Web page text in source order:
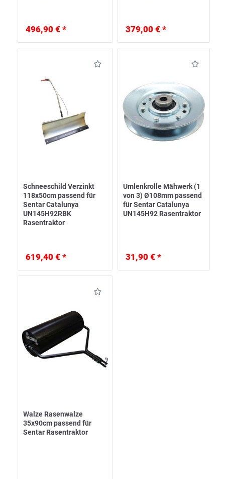
496,90 € * 379,00 € *
Schneeschild Verzinkt
118x50cm passend für
Sentar Catalunya
UN145H92RBK
Rasentraktor
619,40 € *
Umlenkrolle Mähwerk (1
von 3) Ø108mm passend
für Sentar Catalunya
UN145H92 Rasentraktor
31,90 € *
Walze Rasenwalze
35x90cm passend für
Sentar Rasentraktor